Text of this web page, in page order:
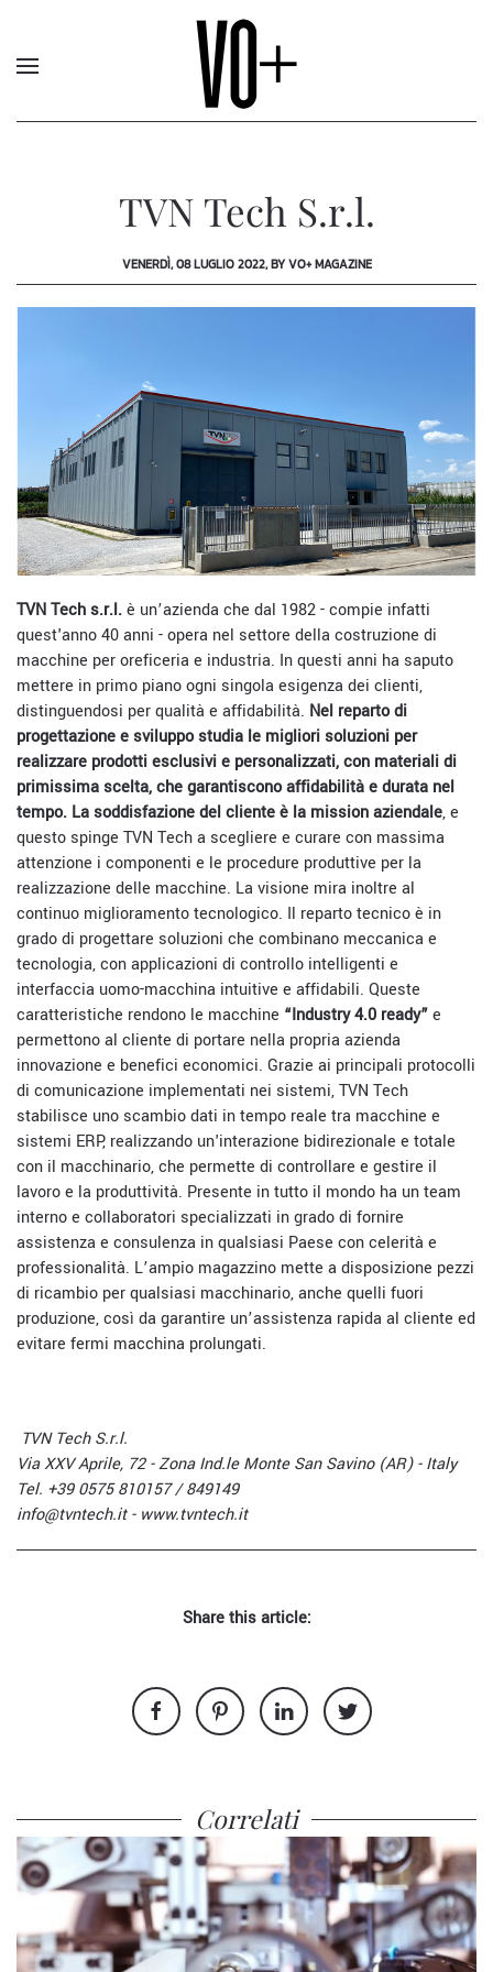
TVN Tech S.r.l.
VENERDÌ, 08 LUGLIO 2022, BY VO+ MAGAZINE
TVN Tech s.r.l.è un’azienda che dal 1982 - compie infatti
quest'anno 40 anni - opera nel settore della costruzione di
macchine per oreficeria e industria. In questi anni ha saputo
mettere in primo piano ogni singola esigenza dei clienti,
distinguendosi per qualità e affidabilità. Nel reparto di
progettazione e sviluppo studia le migliori soluzioni per
realizzare prodotti esclusivi e personalizzati, con materiali di
primissima scelta, che garantiscono affidabilità e durata nel
tempo. La soddisfazione del cliente è la mission aziendale, e
questo spinge TVN Tech a scegliere e curare con massima
attenzione i componenti e le procedure produttive per la
realizzazione delle macchine. La visione mira inoltre al
continuo miglioramento tecnologico. Il reparto tecnico è in
grado di progettare soluzioni che combinano meccanica e
tecnologia, con applicazioni di controllo intelligenti e
interfaccia uomo-macchina intuitive e affidabili. Queste
caratteristiche rendono le macchine “Industry 4.0 ready”e
permettono al cliente di portare nella propria azienda
innovazione e benefici economici. Grazie ai principali protocolli
di comunicazione implementati nei sistemi, TVN Tech
stabilisce uno scambio dati in tempo reale tra macchine e
sistemi ERP, realizzando un'interazione bidirezionale e totale
con il macchinario, che permette di controllare e gestire il
lavoro e la produttività. Presente in tutto il mondo ha un team
interno e collaboratori specializzati in grado di fornire
assistenza e consulenza in qualsiasi Paese con celerità e
professionalità. L’ampio magazzino mette a disposizione pezzi
di ricambio per qualsiasi macchinario, anche quelli fuori
produzione, così da garantire un’assistenza rapida al cliente ed
evitare fermi macchina prolungati.
TVN Tech S.r.l.
Via XXV Aprile, 72 - Zona Ind.le Monte San Savino (AR) - Italy
Tel. +39 0575 810157 / 849149
info@tvntech.it- www.tvntech.it
Share this article:
Correlati